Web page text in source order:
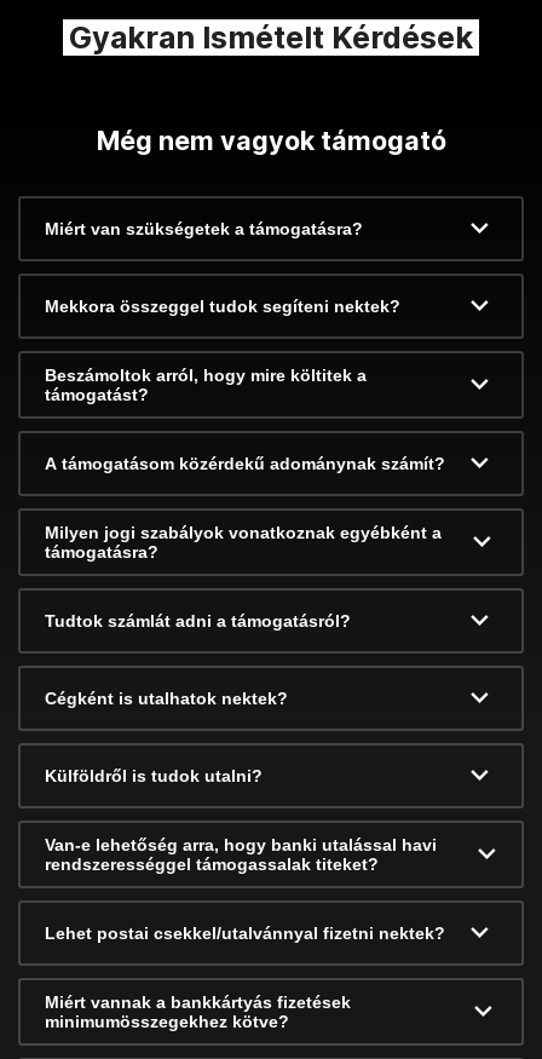
Gyakran Ismételt Kérdések
Még nem vagyok támogató
Miért van szükségetek a támogatásra?
Mekkora összeggel tudok segíteni nektek?
Beszámoltok arról, hogy mire költitek a
támogatást?
A támogatásom közérdekű adománynak számít?
Milyen jogi szabályok vonatkoznak egyébként a
támogatásra?
Tudtok számlát adni a támogatásról?
Cégként is utalhatok nektek?
Külföldről is tudok utalni?
Van-e lehetőség arra, hogy banki utalással havi
rendszerességgel támogassalak titeket?
Lehet postai csekkel/utalvánnyal fizetni nektek?
Miért vannak a bankkártyás fizetések
minimumösszegekhez kötve?